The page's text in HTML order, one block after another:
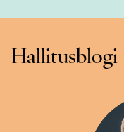
Hallitusblogi